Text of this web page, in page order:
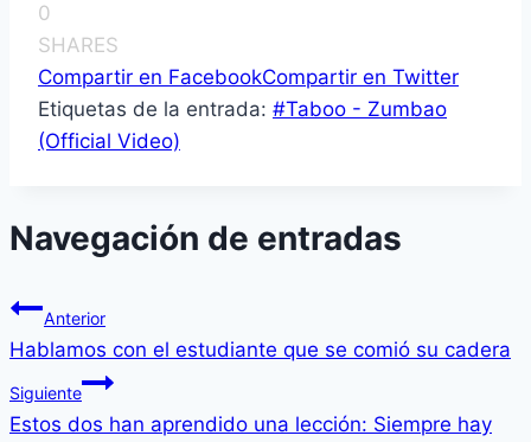
0
SHARES
Compartir en FacebookCompartir en Twitter
Etiquetas de la entrada: #Taboo - Zumbao
(Official Video)
Navegación de entradas
Anterior
Hablamos con el estudiante que se comió su cadera
Siguiente
Estos dos han aprendido una lección: Siempre hay